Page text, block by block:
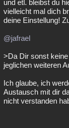
und etl. bleibst du
vielleicht mal dich
deine Einstellung!
@jafrael
>Da Dir sonst
jeglichen weiteren
Ich glaube, ich
Austausch mit dir
nicht verstanden